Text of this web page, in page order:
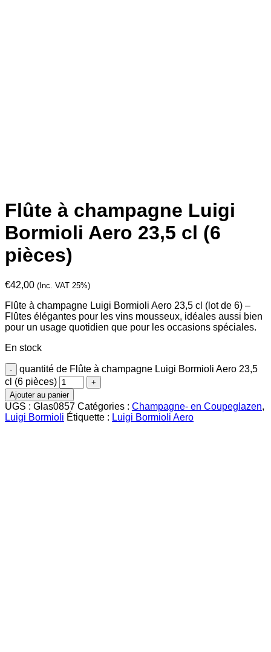
Flûte à champagne Luigi
Bormioli Aero 23,5 cl (6
pièces)
€42,00 (Inc. VAT 25%)
Flûte à champagne Luigi Bormioli Aero 23,5 cl (lot de 6) –
Flûtes élégantes pour les vins mousseux, idéales aussi bien
pour un usage quotidien que pour les occasions spéciales.
En stock
quantité de Flûte à champagne Luigi Bormioli Aero 23,5
cl (6 pièces)
Ajouter au panier
UGS : Glas0857 Catégories : Champagne- en Coupeglazen,
Luigi Bormioli Étiquette : Luigi Bormioli Aero